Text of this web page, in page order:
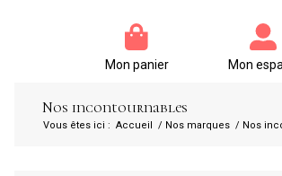
Mon panier Mon
Nos incontournables
Vous êtes ici : Accueil / Nos marques / Nos